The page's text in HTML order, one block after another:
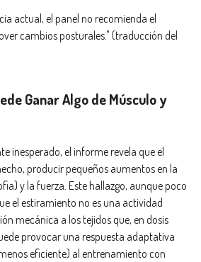
actual, el panel no recomienda el
cambios posturales." (traducción del
Ganar Algo de Músculo y
inesperado, el informe revela que el
producir pequeños aumentos en la
y la fuerza. Este hallazgo, aunque poco
el estiramiento no es una actividad
mecánica a los tejidos que, en dosis
provocar una respuesta adaptativa
eficiente) al entrenamiento con